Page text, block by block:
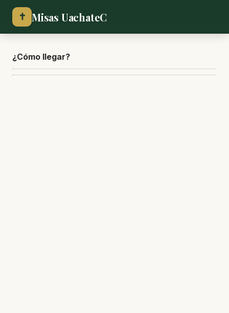
✝ Misas UachateC
¿Cómo llegar?